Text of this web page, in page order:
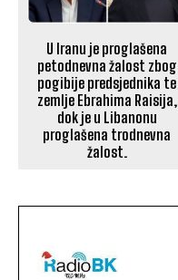
U Iranu je proglašena
petodnevna žalost zbog
pogibije predsjednika te
zemlje Ebrahima Raisija,
dok je u Libanonu
proglašena trodnevna
žalost.